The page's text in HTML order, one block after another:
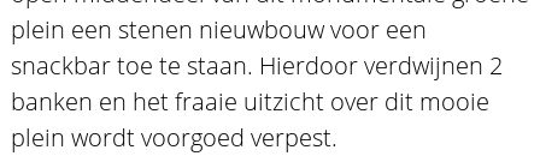
plein een stenen nieuwbouw voor een
snackbar toe te staan. Hierdoor verdwijnen 2
banken en het fraaie uitzicht over dit mooie
plein wordt voorgoed verpest.